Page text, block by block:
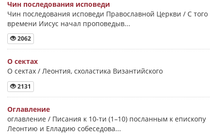
Чин последования исповеди
Чин последования исповеди Православной Церкви / С того
времени Иисус начал проповедыв...
2062
О сектах
О сектах / Леонтия, схоластика Византийского
2131
Оглавление
оглавление / Писания к 10-ти (1–10) посланным к епископу
Леонтию и Елладию собеседова...